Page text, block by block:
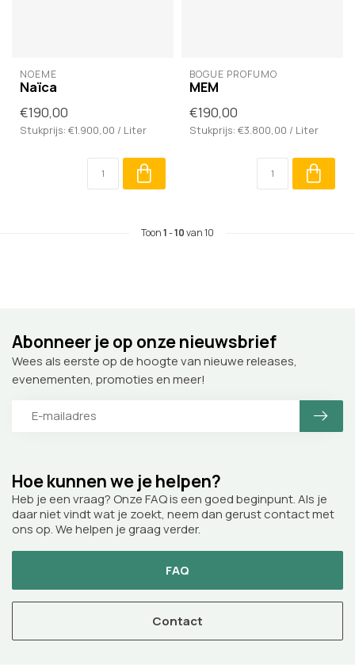
NOÈME
Naïca
€190,00
Stukprijs: €1.900,00 / Liter
BOGUE PROFUMO
MEM
€190,00
Stukprijs: €3.800,00 / Liter
Toon1-10van 10
Hoe kunnen we je helpen?
Heb je een vraag? Onze FAQ is een goed beginpunt. Als je
daar niet vindt wat je zoekt, neem dan gerust contact met
ons op. We helpen je graag verder.
FAQ
Contact
Abonneer je op onze nieuwsbrief
Wees als eerste op de hoogte van nieuwe releases,
evenementen, promoties en meer!